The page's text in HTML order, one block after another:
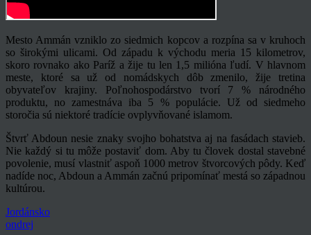
Mesto Ammán vzniklo zo siedmich kopcov a rozpína sa v kruhoch
so širokými ulicami. Od západu k východu meria 15 kilometrov,
skoro rovnako ako Paríž a žije tu len 1,5 milióna ľudí. V hlavnom
meste, ktoré sa už od nomádskych dôb zmenilo, žije tretina
obyvateľov krajiny. Poľnohospodárstvo tvorí 7 % národného
produktu, no zamestnáva iba 5 % populácie. Už od siedmeho
storočia sú niektoré tradície ovplyvňované islamom.
Štvrť Abdoun nesie znaky svojho bohatstva aj na fasádach stavieb.
Nie každý si tu môže postaviť dom. Aby tu človek dostal stavebné
povolenie, musí vlastniť aspoň 1000 metrov štvorcových pôdy. Keď
nadíde noc, Abdoun a Ammán začnú pripomínať mestá so západnou
kultúrou.
Jordánsko
ondrej